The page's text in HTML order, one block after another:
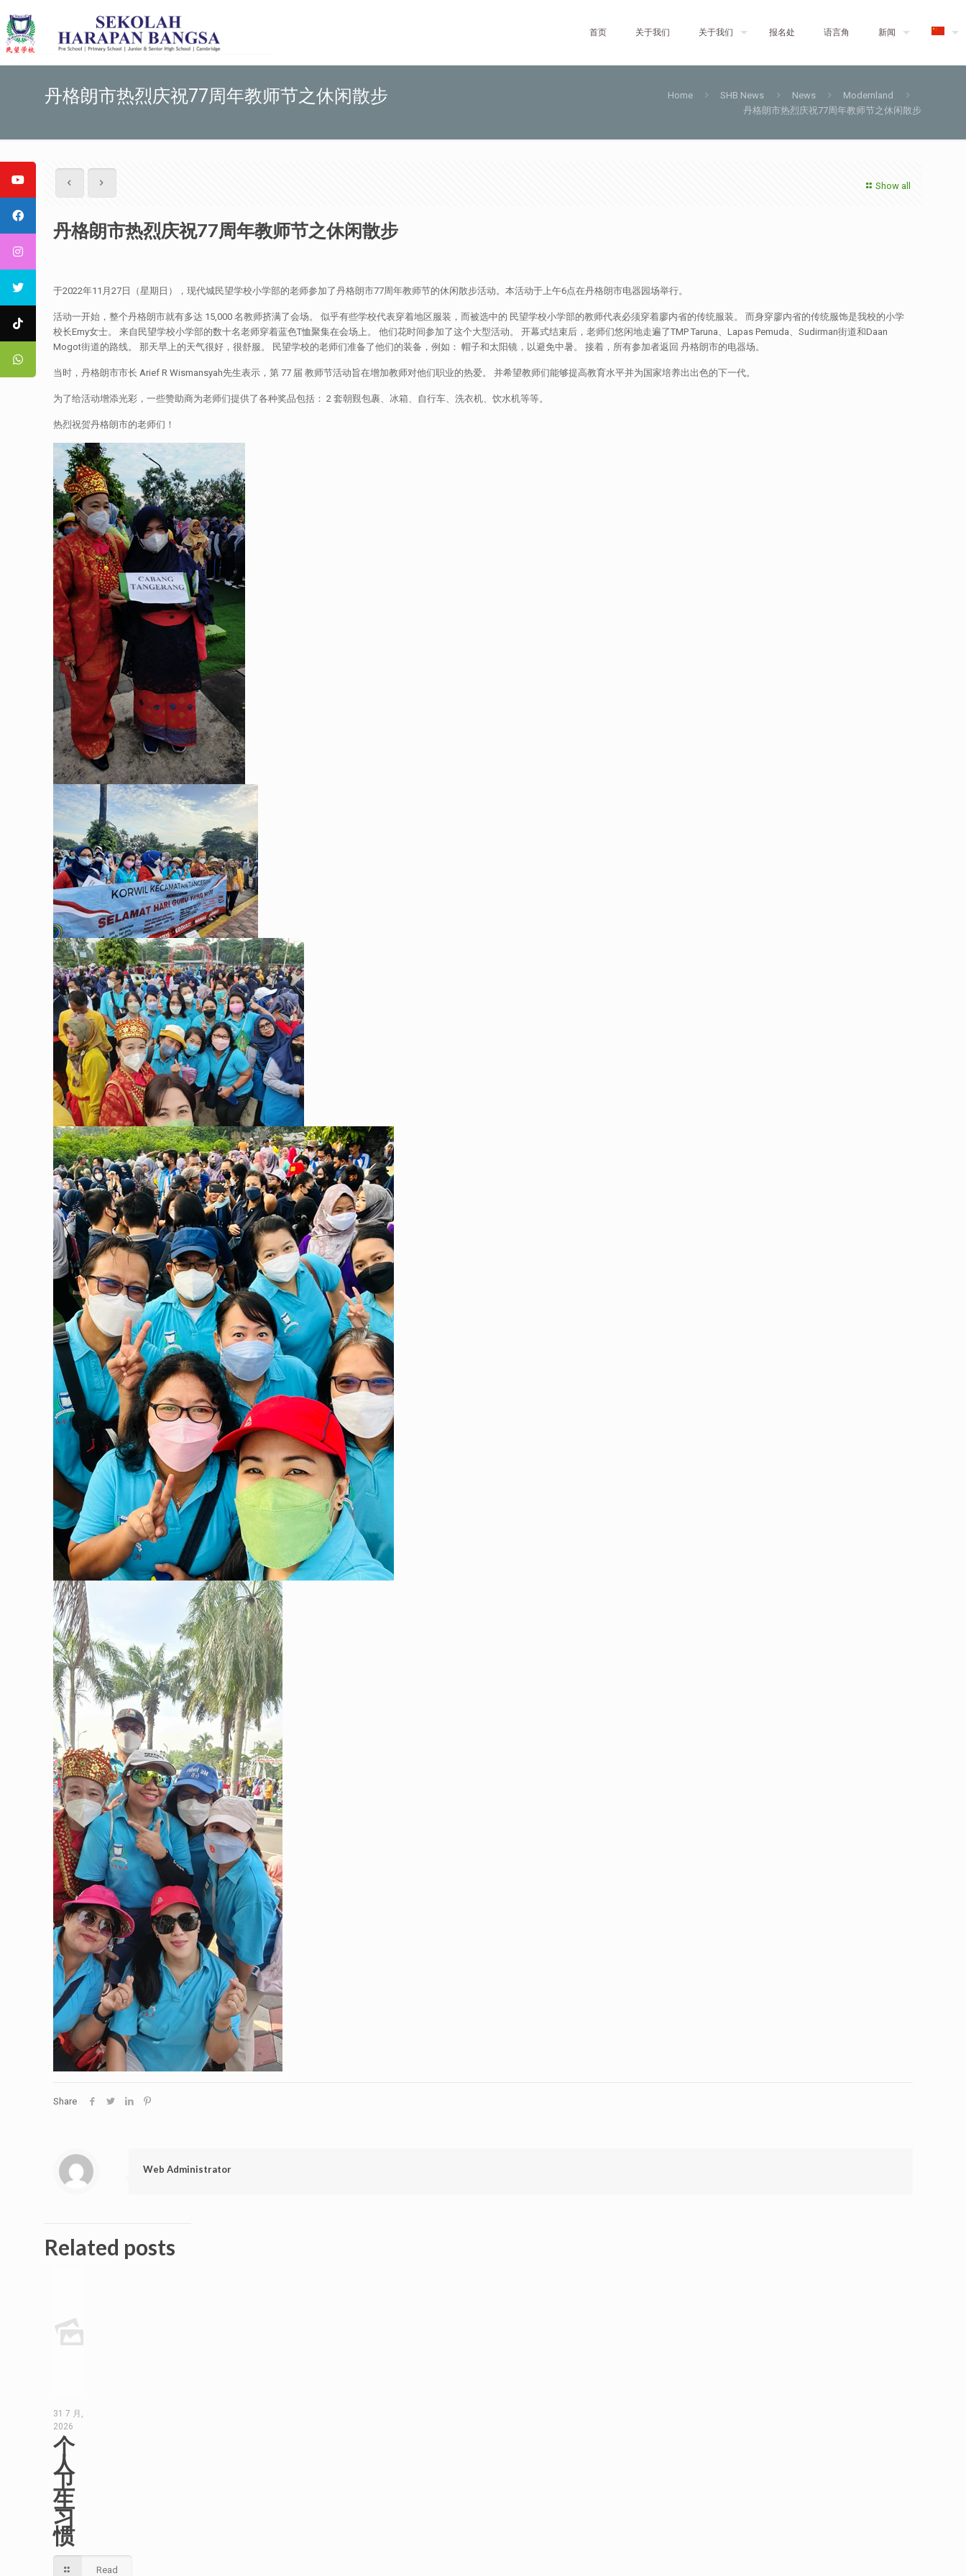
首页 关于我们 关于我们 报名处 语言角 新闻
丹格朗市热烈庆祝77周年教师节之休闲散步 Home SHB News News
Modernland
丹格朗市热烈庆祝77周年教师节之休闲散步
Show all
丹格朗市热烈庆祝77周年教师节之休闲散步
于2022年11月27日（星期日），现代城民望学校小学部的老师参加了丹格朗市77周年教师节的休闲散步活动。本活动于上午6点在丹格朗市电器园场举行。
活动一开始，整个丹格朗市就有多达 15,000 名教师挤满了会场。 似乎有些学校代表穿着地区服装，而被选中的 民望学校小学部的教师代表必须穿着廖内省的传统服装。 而身穿廖内省的传统服饰是我校的小学
校长Emy女士。 来自民望学校小学部的数十名老师穿着蓝色T恤聚集在会场上。 他们花时间参加了这个大型活动。 开幕式结束后，老师们悠闲地走遍了TMP Taruna、Lapas Pemuda、Sudirman街道和Daan
Mogot街道的路线。 那天早上的天气很好，很舒服。 民望学校的老师们准备了他们的装备，例如： 帽子和太阳镜，以避免中暑。 接着，所有参加者返回 丹格朗市的电器场。
当时，丹格朗市市长 Arief R Wismansyah先生表示，第 77 届 教师节活动旨在增加教师对他们职业的热爱。 并希望教师们能够提高教育水平并为国家培养出出色的下一代。
为了给活动增添光彩，一些赞助商为老师们提供了各种奖品包括： 2 套朝覲包裹、冰箱、自行车、洗衣机、饮水机等等。
热烈祝贺丹格朗市的老师们！
Share
Web Administrator
Related posts
31 7 月,
2026
个
人
卫
生
习
惯
Read